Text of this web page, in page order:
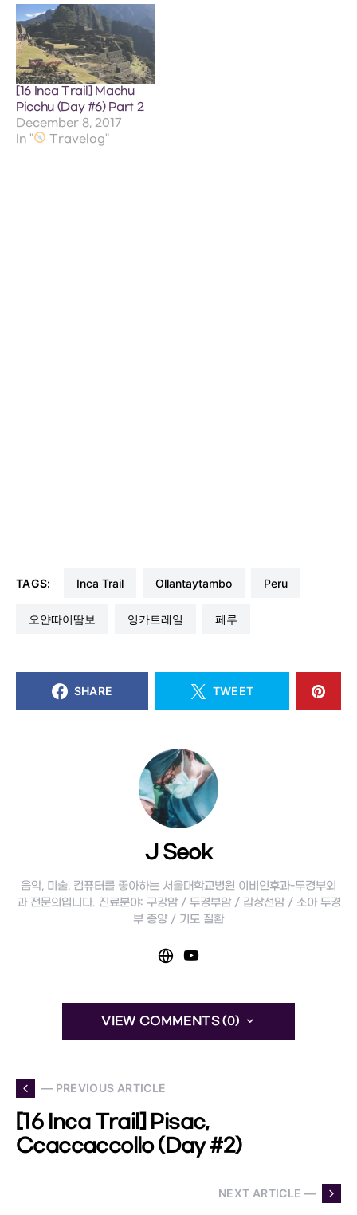
[16 Inca Trail] Machu
Picchu (Day #6) Part 2
December 8, 2017
In "
Travelog"
TAGS: Inca Trail Ollantaytambo Peru
오얀따이땀보 잉카트레일 페루
SHARE TWEET
J Seok
음악, 미술, 컴퓨터를 좋아하는 서울대학교병원 이비인후과-두경부외
과 전문의입니다. 진료분야: 구강암 / 두경부암 / 갑상선암 / 소아 두경
부 종양 / 기도 질환
VIEW COMMENTS (0)
— PREVIOUS ARTICLE
[16 Inca Trail] Pisac,
Ccaccaccollo (Day #2)
NEXT ARTICLE —